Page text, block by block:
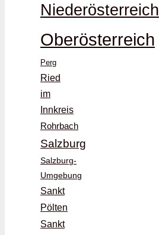
Niederösterreich
Oberösterreich
Perg
Ried
im
Innkreis
Rohrbach
Salzburg
Salzburg-
Umgebung
Sankt
Pölten
Sankt